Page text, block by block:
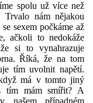
spolu už více než
nám nějakou
sexem počkáme až
ačkoli to nedokáže
si to vynahrazuje
Říká, že na tom
tím uvolnit napětí.
má v tomto jiný
tím mám smířit? A
případném